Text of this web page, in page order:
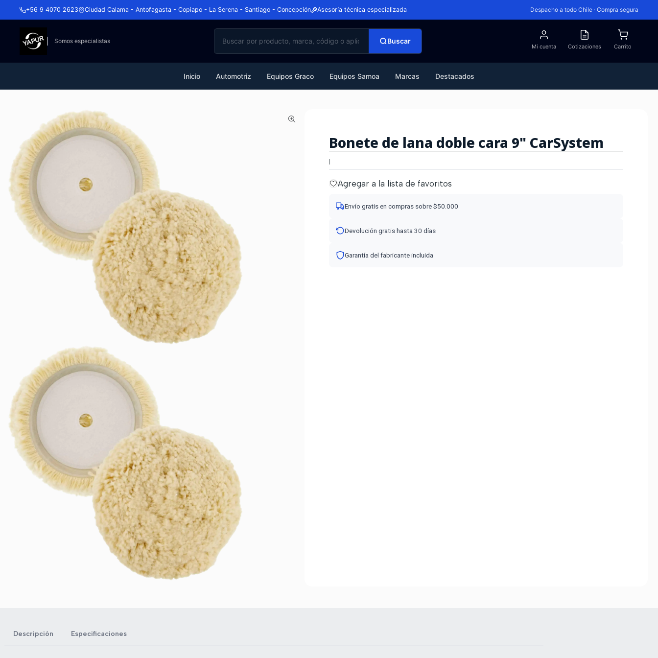
+56 9 4070 2623 Ciudad Calama - Antofagasta - Copiapo - La Serena - Santiago - Concepción Asesoría técnica especializada Despacho a todo Chile · Compra segura
Somos especialistas Buscar
Mi cuenta Cotizaciones Carrito
Inicio Automotriz Equipos Graco Equipos Samoa Marcas Destacados
|
Bonete de lana doble cara 9" CarSystem
Agregar a la lista de favoritos
Envío gratis en compras sobre $50.000
Devolución gratis hasta 30 días
Garantía del fabricante incluida
Descripción Especificaciones